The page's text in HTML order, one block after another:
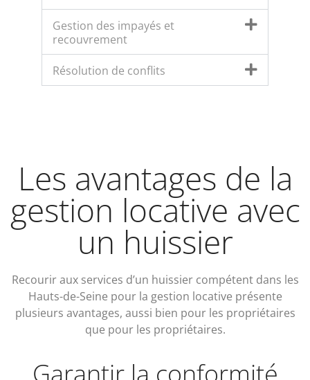
Gestion des impayés et
recouvrement
Résolution de conflits
Les avantages de la
gestion locative avec
un huissier
Recourir aux services d’un huissier compétent dans les
Hauts-de-Seine pour la gestion locative présente
plusieurs avantages, aussi bien pour les propriétaires
que pour les propriétaires.